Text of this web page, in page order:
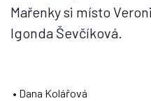
Mařenky si místo
Igonda Ševčíková.
• Dana Kolářová